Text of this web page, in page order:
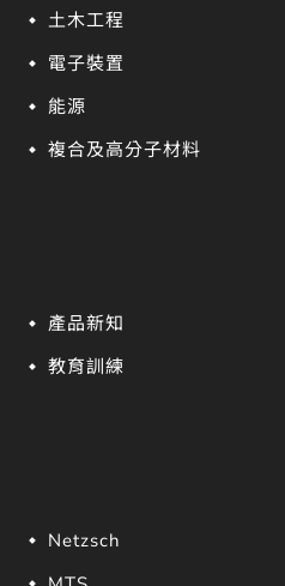
土木工程
電子裝置
能源
複合及高分子材料
產品新知
教育訓練
Netzsch